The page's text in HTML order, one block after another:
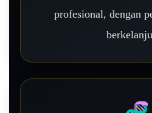
profesional, dengan